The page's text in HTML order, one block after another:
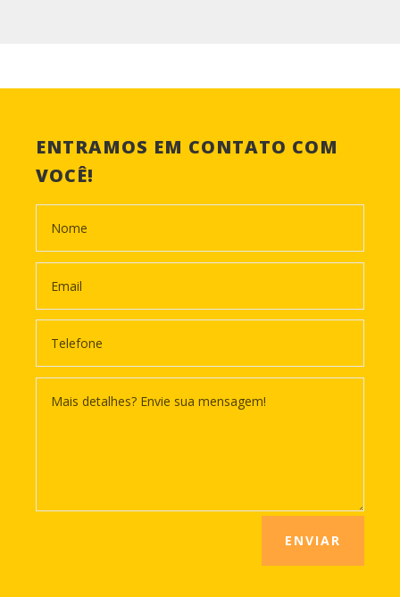
ENTRAMOS EM CONTATO COM
VOCÊ!
ENVIAR